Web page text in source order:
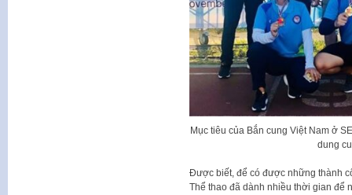
Mục tiêu của Bắn cung Việt Nam ở
dung
Được biết, để có được những thành
Thể thao đã dành nhiều thời gian để